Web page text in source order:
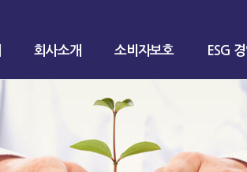
회사소개 소비자보호 ESG